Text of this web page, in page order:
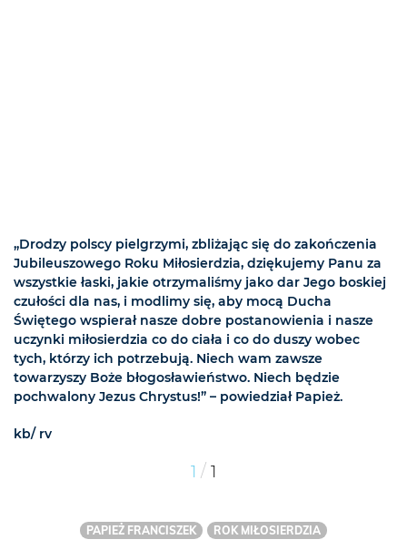
„Drodzy polscy pielgrzymi, zbliżając się do zakończenia
Jubileuszowego Roku Miłosierdzia, dziękujemy Panu za
wszystkie łaski, jakie otrzymaliśmy jako dar Jego boskiej
czułości dla nas, i modlimy się, aby mocą Ducha
Świętego wspierał nasze dobre postanowienia i nasze
uczynki miłosierdzia co do ciała i co do duszy wobec
tych, którzy ich potrzebują. Niech wam zawsze
towarzyszy Boże błogosławieństwo. Niech będzie
pochwalony Jezus Chrystus!” – powiedział Papież.
kb/ rv
1 / 1
PAPIEŻ FRANCISZEK ROK MIŁOSIERDZIA